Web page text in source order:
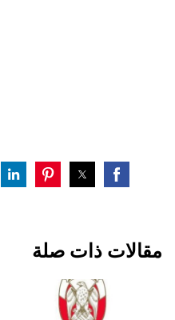
مقالات ذات صلة